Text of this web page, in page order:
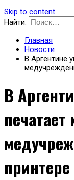
Skip to content
Найти:
Главная
Новости
В Аргентине
В
принтере